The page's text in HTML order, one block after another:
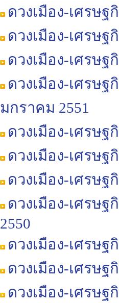
ดวงเมือง-เศรษ
ดวงเมือง-เศรษ
ดวงเมือง-เศรษ
ดวงเมือง-เศรษ
มกราคม 2551
ดวงเมือง-เศรษ
ดวงเมือง-เศรษ
ดวงเมือง-เศรษ
ดวงเมือง-เศรษ
2550
ดวงเมือง-เศรษ
ดวงเมือง-เศรษ
ดวงเมือง-เศรษ